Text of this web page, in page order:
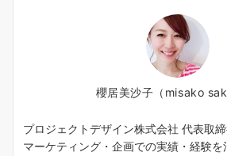
櫻居美沙子（misako
プロジェクトデザイン株式会社 代表取
マーケティング・企画での実績・経験を